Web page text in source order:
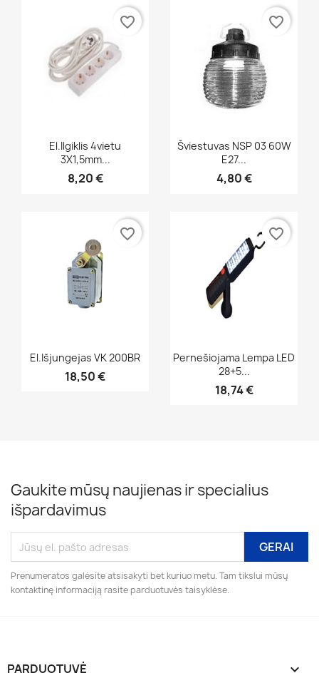
Greita peržiūra
El.ilgiklis 4vietu
3X1,5mm...
8,20 €
favorite_border
Greita peržiūra
Šviestuvas NSP 03 60W
E27...
4,80 €
favorite_border
Greita peržiūra
El.išjungejas VK 200BR
18,50 €
favorite_border
Greita peržiūra
Pernešiojama Lempa LED
28+5...
18,74 €
favorite_border
Gaukite mūsų naujienas ir specialius
išpardavimus
Prenumeratos galėsite atsisakyti bet kuriuo metu. Tam tikslui mūsų
kontaktinę informaciją rasite parduotuvės taisyklėse.
PARDUOTUVĖ 